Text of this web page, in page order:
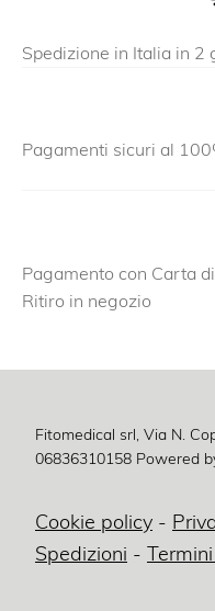
Spedizione in Italia in 2
Pagamenti sicuri al
Pagamento con Carta
Ritiro in negozio
Fitomedical srl, Via N.
06836310158 Powered
Cookie policy -
Spedizioni -